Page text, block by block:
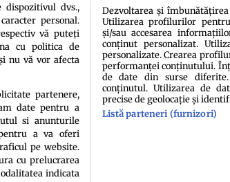
Politica de cookiesTermeni şi condiţii Echipa
dvs.,
personal.
vă puteți
cu politica de
nu vă vor afecta
partenere,
date pentru a
si anunturile
a va oferi
pe website.
cu prelucrarea
indicata
Dezvoltarea și
Utilizarea profilurilor
și/sau accesarea
conținut personalizat.
personalizate. Crearea
performanței conținutului.
de date din surse
conținutul. Utilizarea de
precise de geolocație și
Listă parteneri (furnizori)